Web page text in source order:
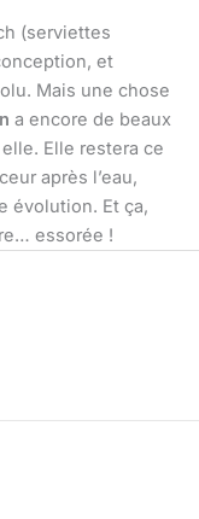
(serviettes
et
Mais une chose
a encore de beaux
Elle restera ce
après l’eau,
évolution. Et ça,
essorée !